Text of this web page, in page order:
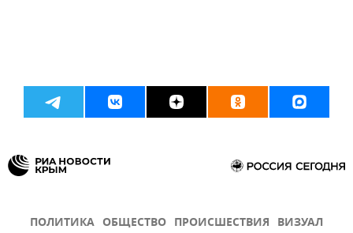
ПОЛИТИКА ОБЩЕСТВО ПРОИСШЕСТВИЯ ВИЗУАЛ